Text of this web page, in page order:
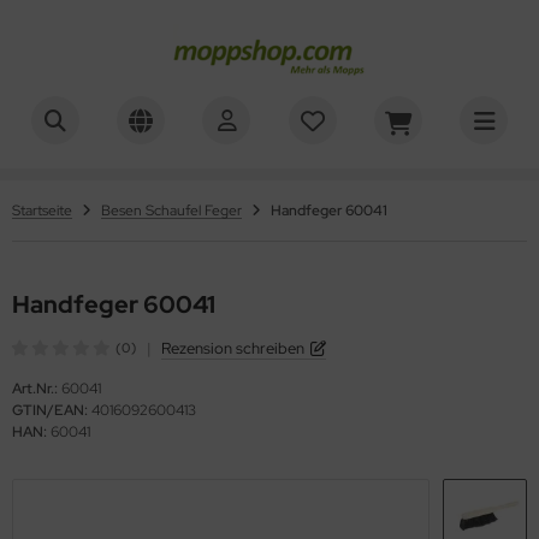
Startseite Besen Schaufel Feger Handfeger 60041
Handfeger 60041
(0) Rezension schreiben
Art.Nr.: 60041
GTIN/EAN: 4016092600413
HAN: 60041